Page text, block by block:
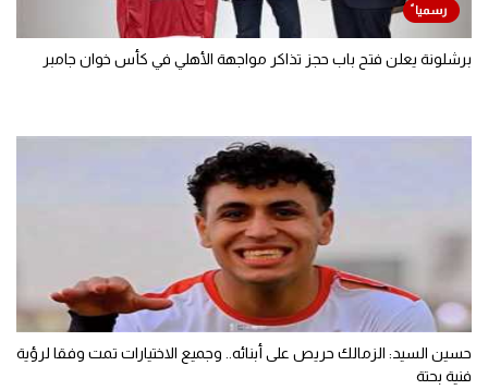
برشلونة يعلن فتح باب حجز تذاكر مواجهة الأهلي في كأس خوان جامبر
حسين السيد: الزمالك حريص على أبنائه.. وجميع الاختيارات تمت وفقا لرؤية
فنية بحتة